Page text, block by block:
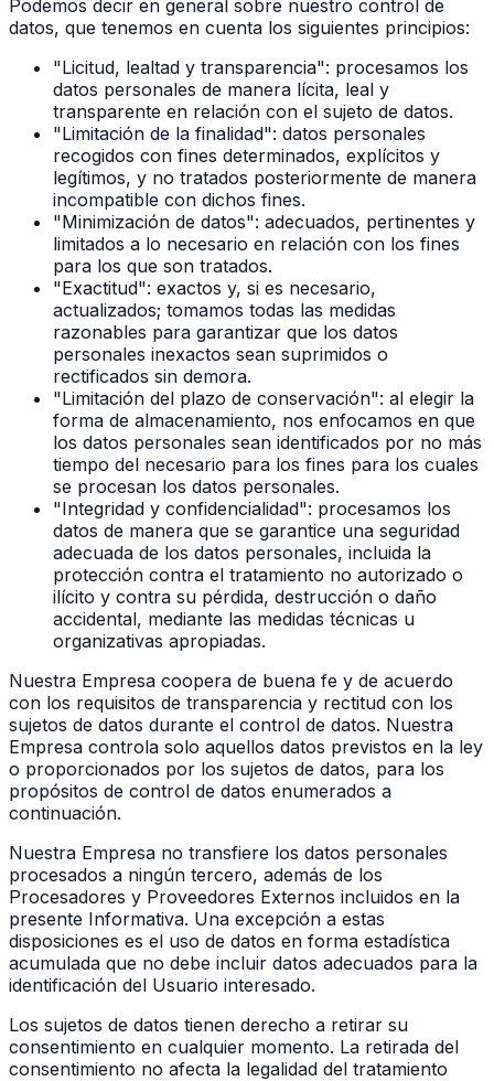
Podemos decir en general sobre nuestro control de
datos, que tenemos en cuenta los siguientes principios:
"Licitud, lealtad y transparencia": procesamos los
datos personales de manera lícita, leal y
transparente en relación con el sujeto de datos.
"Limitación de la finalidad": datos personales
recogidos con fines determinados, explícitos y
legítimos, y no tratados posteriormente de manera
incompatible con dichos fines.
"Minimización de datos": adecuados, pertinentes y
limitados a lo necesario en relación con los fines
para los que son tratados.
"Exactitud": exactos y, si es necesario,
actualizados; tomamos todas las medidas
razonables para garantizar que los datos
personales inexactos sean suprimidos o
rectificados sin demora.
"Limitación del plazo de conservación": al elegir la
forma de almacenamiento, nos enfocamos en que
los datos personales sean identificados por no más
tiempo del necesario para los fines para los cuales
se procesan los datos personales.
"Integridad y confidencialidad": procesamos los
datos de manera que se garantice una seguridad
adecuada de los datos personales, incluida la
protección contra el tratamiento no autorizado o
ilícito y contra su pérdida, destrucción o daño
accidental, mediante las medidas técnicas u
organizativas apropiadas.
Nuestra Empresa coopera de buena fe y de acuerdo
con los requisitos de transparencia y rectitud con los
sujetos de datos durante el control de datos. Nuestra
Empresa controla solo aquellos datos previstos en la ley
o proporcionados por los sujetos de datos, para los
propósitos de control de datos enumerados a
continuación.
Nuestra Empresa no transfiere los datos personales
procesados a ningún tercero, además de los
Procesadores y Proveedores Externos incluidos en la
presente Informativa. Una excepción a estas
disposiciones es el uso de datos en forma estadística
acumulada que no debe incluir datos adecuados para la
identificación del Usuario interesado.
Los sujetos de datos tienen derecho a retirar su
consentimiento en cualquier momento. La retirada del
consentimiento no afecta la legalidad del tratamiento